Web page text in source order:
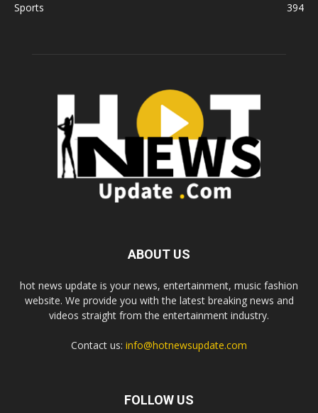
Sports
394
ABOUT US
hot news update is your news, entertainment, music fashion
website. We provide you with the latest breaking news and
videos straight from the entertainment industry.
Contact us: info@hotnewsupdate.com
FOLLOW US